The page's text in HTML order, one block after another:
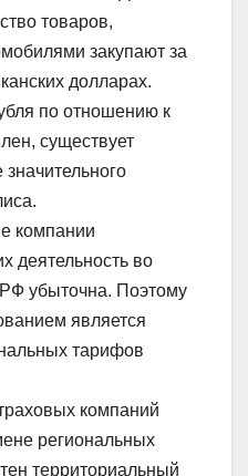
товаров,
закупают за
долларах.
по отношению к
существует
компании
деятельность во
убыточна. Поэтому
является
тарифов
компаний
региональных
территориальный